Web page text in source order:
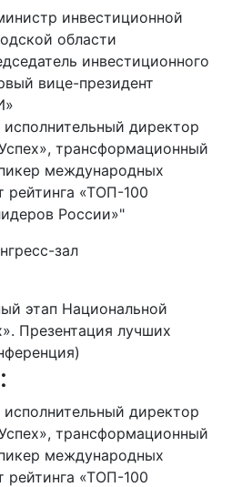
инвестиционной
области
инвестиционного
вице-президент
исполнительный директор
трансформационный
международных
рейтинга «ТОП-100
России»"
зал
этап Национальной
Презентация лучших
исполнительный директор
трансформационный
международных
рейтинга «ТОП-100